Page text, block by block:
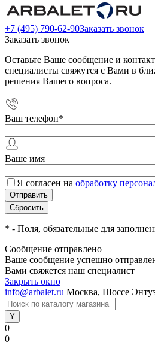
+7 (495) 790-62-90Заказать звонок
Заказать звонок
Оставьте Ваше сообщение и
специалисты свяжутся с Вами в
решения Вашего вопроса.
Ваш телефон*
Ваше имя
Я согласен на обработку
* - Поля, обязательные для
Сообщение отправлено
Ваше сообщение успешно
Вами свяжется наш специалист
Закрыть окно
info@arbalet.ru Москва, Шоссе
0
0